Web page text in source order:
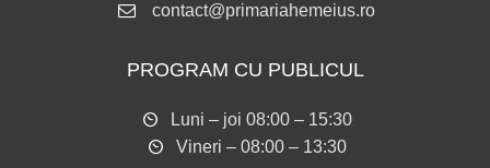
contact@primariahemeius.ro
PROGRAM CU PUBLICUL
Luni – joi 08:00 – 15:30
Vineri – 08:00 – 13:30